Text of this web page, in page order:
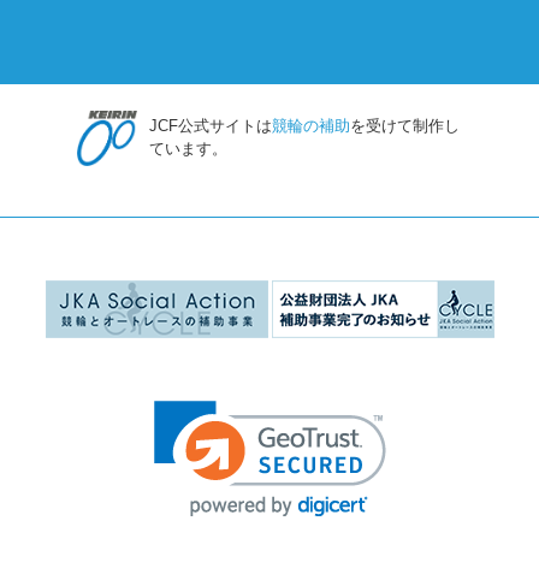
JCF公式サイトは競輪の補助を受けて制作し
ています。